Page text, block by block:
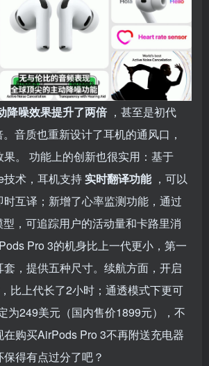
降噪效果提升了两倍 ，甚至是初代
音质也重新设计了耳机的通风口，
。 功能上的创新也很实用：基于
术，耳机支持实时翻译功能 ，可以
互译；新增了心率监测功能，通过
，可追踪用户的活动量和卡路里消
Pro 3的机身比上一代更小，第一
，提供五种尺寸。续航方面，开启
比上代长了2小时；通透模式下更可
为249美元（国内售价1899元），不
购买AirPods Pro 3不再附送充电器
得有点过分了吧？